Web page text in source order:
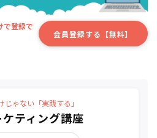
で登録で
会員登録する【無料】
じゃない「実践する」
ティング講座